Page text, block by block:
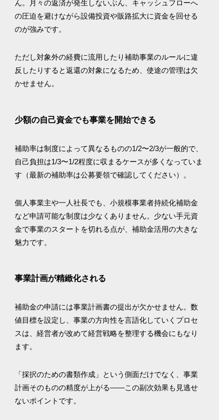
ん。月々の返済が発生しないぶん、キャッシュフローへ
の圧迫を避けながら設備投資や販路拡大に資金を回せる
のが強みです。
ただし対象外の経費に流用したり補助事業のルールに違
反したりすると返還の対象になるため、使途の管理は欠
かせません。
少額の自己資金でも事業を開始できる
補助率は制度によって異なるものの1/2〜2/3が一般的で、
自己負担は1/3〜1/2程度に収まるケースが多くなっていま
す（最新の補助率は公募要領で確認してください）。
個人事業主や一人社長でも、小規模事業者持続化補助金
など申請可能な制度は少なくありません。少ない手元資
金で事業のスタートを切れる点が、補助金活用の大きな
魅力です。
事業計画が精緻化される
補助金の申請には事業計画書の提出が欠かせません。数
値目標を設定し、事業の方向性を言語化していくプロセ
スは、経営者が改めて経営戦略を整理する機会にもなり
ます。
「採択のための書類作成」という側面だけでなく、事業
計画そのものの精度が上がる——この副次効果も見逃せ
ないポイントです。